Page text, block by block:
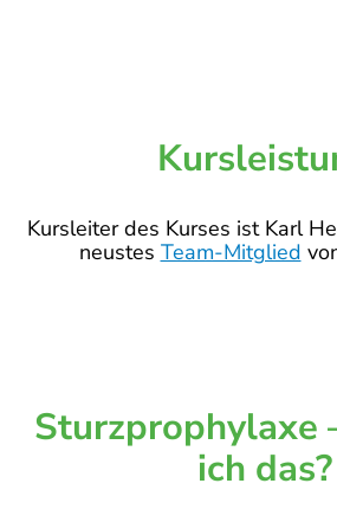
Kursleiter des Kurses ist Karl
neustes Team-Mitglied
Sturzprophylaxe
ich das?